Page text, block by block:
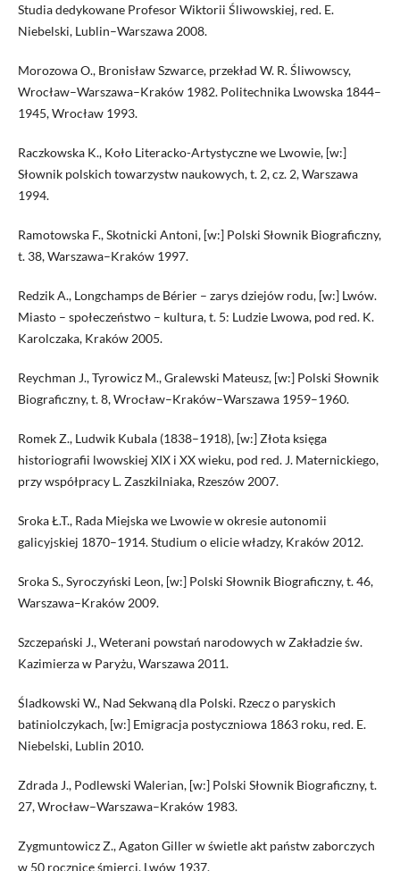
Studia dedykowane Profesor Wiktorii Śliwowskiej, red. E.
Niebelski, Lublin–Warszawa 2008.
Morozowa O., Bronisław Szwarce, przekład W. R. Śliwowscy,
Wrocław–Warszawa–Kraków 1982. Politechnika Lwowska 1844–
1945, Wrocław 1993.
Raczkowska K., Koło Literacko-Artystyczne we Lwowie, [w:]
Słownik polskich towarzystw naukowych, t. 2, cz. 2, Warszawa
1994.
Ramotowska F., Skotnicki Antoni, [w:] Polski Słownik Biograficzny,
t. 38, Warszawa–Kraków 1997.
Redzik A., Longchamps de Bérier – zarys dziejów rodu, [w:] Lwów.
Miasto – społeczeństwo – kultura, t. 5: Ludzie Lwowa, pod red. K.
Karolczaka, Kraków 2005.
Reychman J., Tyrowicz M., Gralewski Mateusz, [w:] Polski Słownik
Biograficzny, t. 8, Wrocław–Kraków–Warszawa 1959–1960.
Romek Z., Ludwik Kubala (1838–1918), [w:] Złota księga
historiografii lwowskiej XIX i XX wieku, pod red. J. Maternickiego,
przy współpracy L. Zaszkilniaka, Rzeszów 2007.
Sroka Ł.T., Rada Miejska we Lwowie w okresie autonomii
galicyjskiej 1870–1914. Studium o elicie władzy, Kraków 2012.
Sroka S., Syroczyński Leon, [w:] Polski Słownik Biograficzny, t. 46,
Warszawa–Kraków 2009.
Szczepański J., Weterani powstań narodowych w Zakładzie św.
Kazimierza w Paryżu, Warszawa 2011.
Śladkowski W., Nad Sekwaną dla Polski. Rzecz o paryskich
batiniolczykach, [w:] Emigracja postyczniowa 1863 roku, red. E.
Niebelski, Lublin 2010.
Zdrada J., Podlewski Walerian, [w:] Polski Słownik Biograficzny, t.
27, Wrocław–Warszawa–Kraków 1983.
Zygmuntowicz Z., Agaton Giller w świetle akt państw zaborczych
w 50 rocznicę śmierci, Lwów 1937.